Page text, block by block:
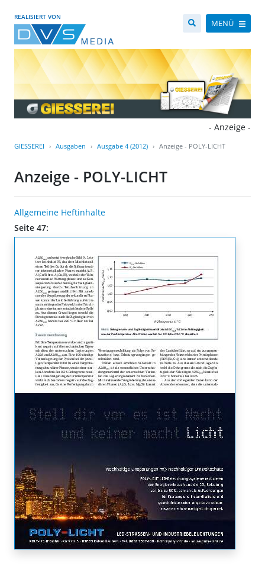
REALISIERT VON
MENÜ
- Anzeige -
GIESSEREI Ausgaben Ausgabe 4 (2012) Anzeige - POLY-LICHT
Anzeige - POLY-LICHT
Allgemeine Heftinhalte
Seite 47: